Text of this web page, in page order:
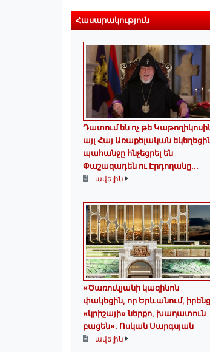
Հասարակություն
Դատում են ոչ թե
այլ Հայ Առաքելական
պահանջը հնչեցրել են
Փաշազադեն ու Էրդողանը․․․
ավելին
«Ծառուկյանի կազինոն
փակեցին, որ Երևանում, իրենց
«կրիշայի» ներքո, խաղատուն
բացեն»․ Ոսկան Սարգսյան
ավելին